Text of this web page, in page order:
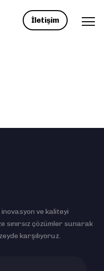
İletişim
ve kaliteyi
çözümler sunarak
karşılıyoruz.